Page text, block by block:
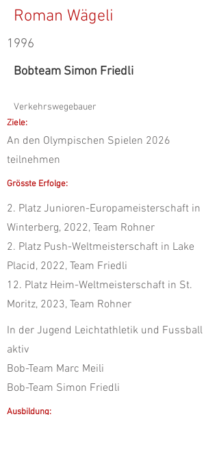
Roman Wägeli
1996
Bobteam Simon Friedli
Verkehrswegebauer
Ziele:
An den Olympischen Spielen 2026
teilnehmen
Grösste Erfolge:
2. Platz Junioren-Europameisterschaft in
Winterberg, 2022, Team Rohner
2. Platz Push-Weltmeisterschaft in Lake
Placid, 2022, Team Friedli
12. Platz Heim-Weltmeisterschaft in St.
Moritz, 2023, Team Rohner
In der Jugend Leichtathletik und Fussball
aktiv
Bob-Team Marc Meili
Bob-Team Simon Friedli
Ausbildung: